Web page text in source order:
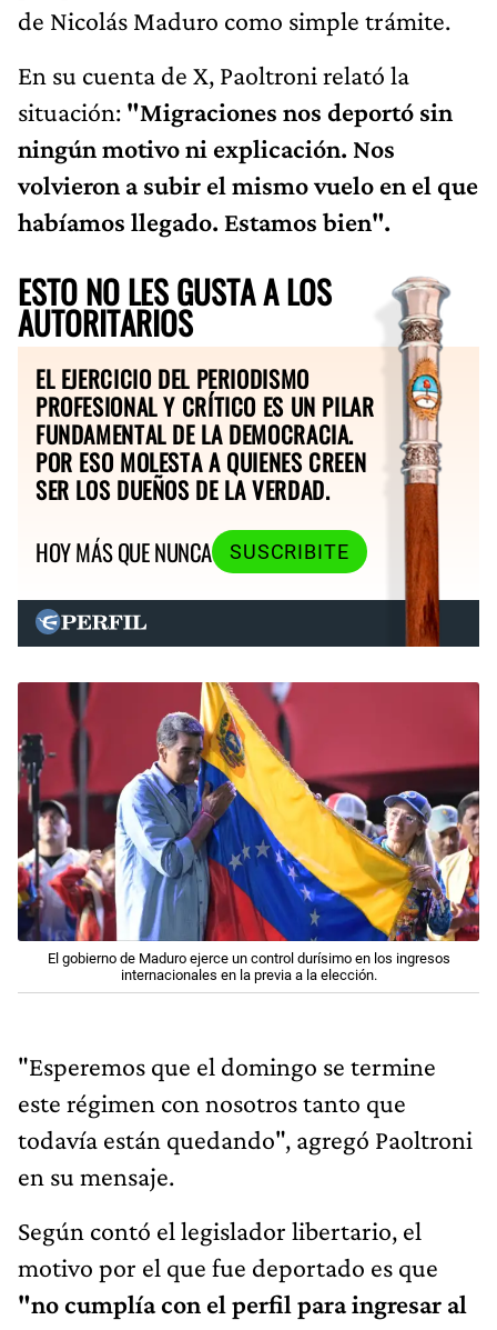
de Nicolás Maduro como simple trámite.
En su cuenta de X, Paoltroni relató la
situación: "Migraciones nos deportó sin
ningún motivo ni explicación. Nos
volvieron a subir el mismo vuelo en el que
habíamos llegado. Estamos bien".
ESTO NO LES GUSTA A LOS
AUTORITARIOS
EL EJERCICIO DEL PERIODISMO
PROFESIONAL Y CRÍTICO ES UN PILAR
FUNDAMENTAL DE LA DEMOCRACIA.
POR ESO MOLESTA A QUIENES CREEN
SER LOS DUEÑOS DE LA VERDAD.
HOY MÁS QUE NUNCA
SUSCRIBITE
El gobierno de Maduro ejerce un control durísimo en los ingresos
internacionales en la previa a la elección.
"Esperemos que el domingo se termine
este régimen con nosotros tanto que
todavía están quedando", agregó Paoltroni
en su mensaje.
Según contó el legislador libertario, el
motivo por el que fue deportado es que
"no cumplía con el perfil para ingresar al